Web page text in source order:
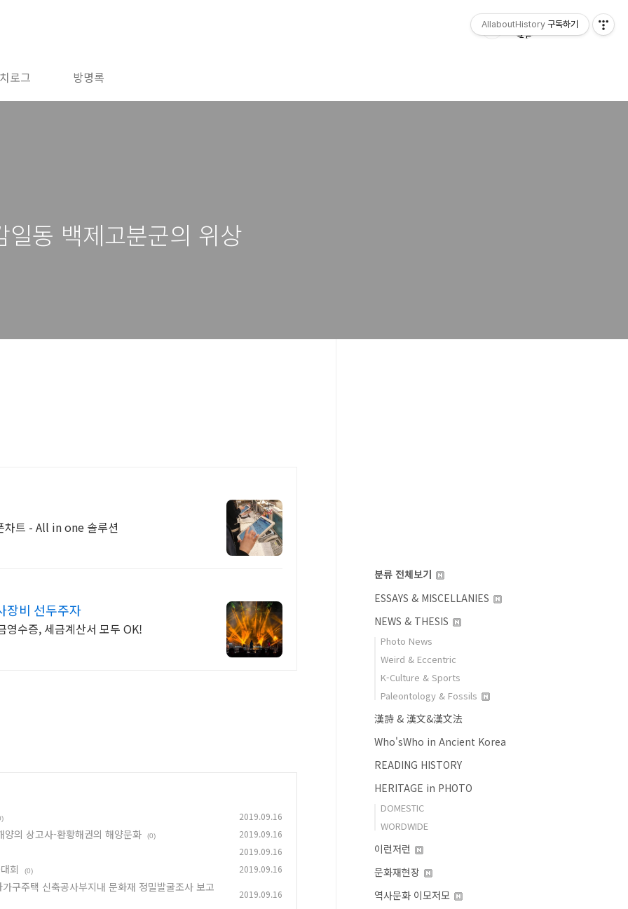
로그 방명록
동 백제고분군의 위상
차트 - All in one 솔루션
장비 선두주자
영수증, 세금계산서 모두 OK!
2019.09.16
의 상고사-환황해권의 해양문화 (0)
2019.09.16
2019.09.16
회 (0) 2019.09.16
구주택 신축공사부지내 문화재 정밀발굴조사 보고
2019.09.16
분류 전체보기
ESSAYS & MISCELLANIES
NEWS & THESIS
Photo News
Weird & Eccentric
K-Culture & Sports
Paleontology & Fossils
漢詩 & 漢文&漢文法
Who'sWho in Ancient Korea
READING HISTORY
HERITAGE in PHOTO
DOMESTIC
WORDWIDE
이런저런
문화재현장
역사문화 이모저모
AllaboutHistory 구독하기